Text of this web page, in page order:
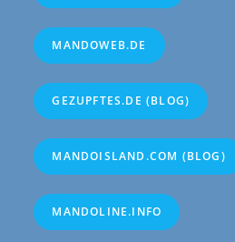
MANDOWEB.DE
GEZUPFTES.DE (BLOG)
MANDOISLAND.COM (BLOG)
MANDOLINE.INFO